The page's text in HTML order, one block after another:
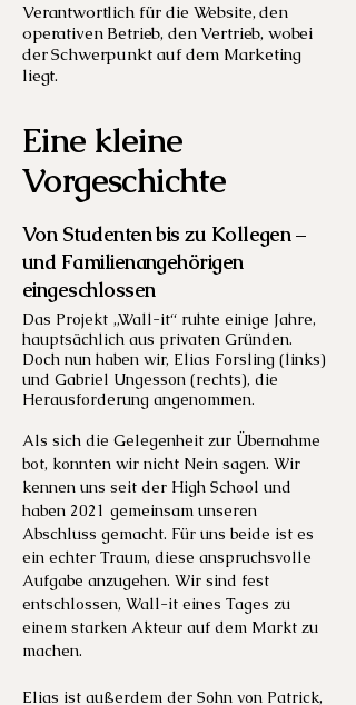
Verantwortlich für die Website, den
operativen Betrieb, den Vertrieb, wobei
der Schwerpunkt auf dem Marketing
liegt.
Eine kleine
Vorgeschichte
Von Studenten bis zu Kollegen –
und Familienangehörigen
eingeschlossen
Das Projekt „Wall-it“ ruhte einige Jahre,
hauptsächlich aus privaten Gründen.
Doch nun haben wir, Elias Forsling (links)
und Gabriel Ungesson (rechts), die
Herausforderung angenommen.
Als sich die Gelegenheit zur Übernahme
bot, konnten wir nicht Nein sagen. Wir
kennen uns seit der High School und
haben 2021 gemeinsam unseren
Abschluss gemacht. Für uns beide ist es
ein echter Traum, diese anspruchsvolle
Aufgabe anzugehen. Wir sind fest
entschlossen, Wall-it eines Tages zu
einem starken Akteur auf dem Markt zu
machen.
Elias ist außerdem der Sohn von Patrick,